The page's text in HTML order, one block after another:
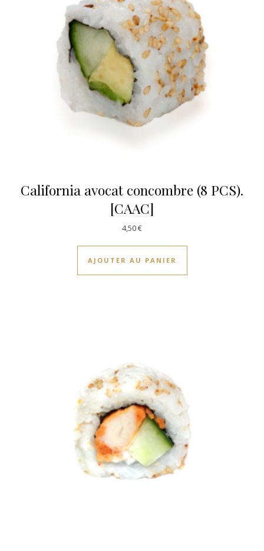
California avocat concombre (8 PCS).
[CAAC]
4,50€
AJOUTER AU PANIER